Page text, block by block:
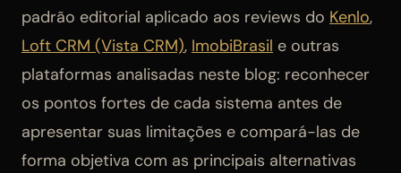
padrão editorial aplicado aos reviews do Kenlo,
Loft CRM (Vista CRM), ImobiBrasil e outras
plataformas analisadas neste blog: reconhecer
os pontos fortes de cada sistema antes de
apresentar suas limitações e compará-las de
forma objetiva com as principais alternativas